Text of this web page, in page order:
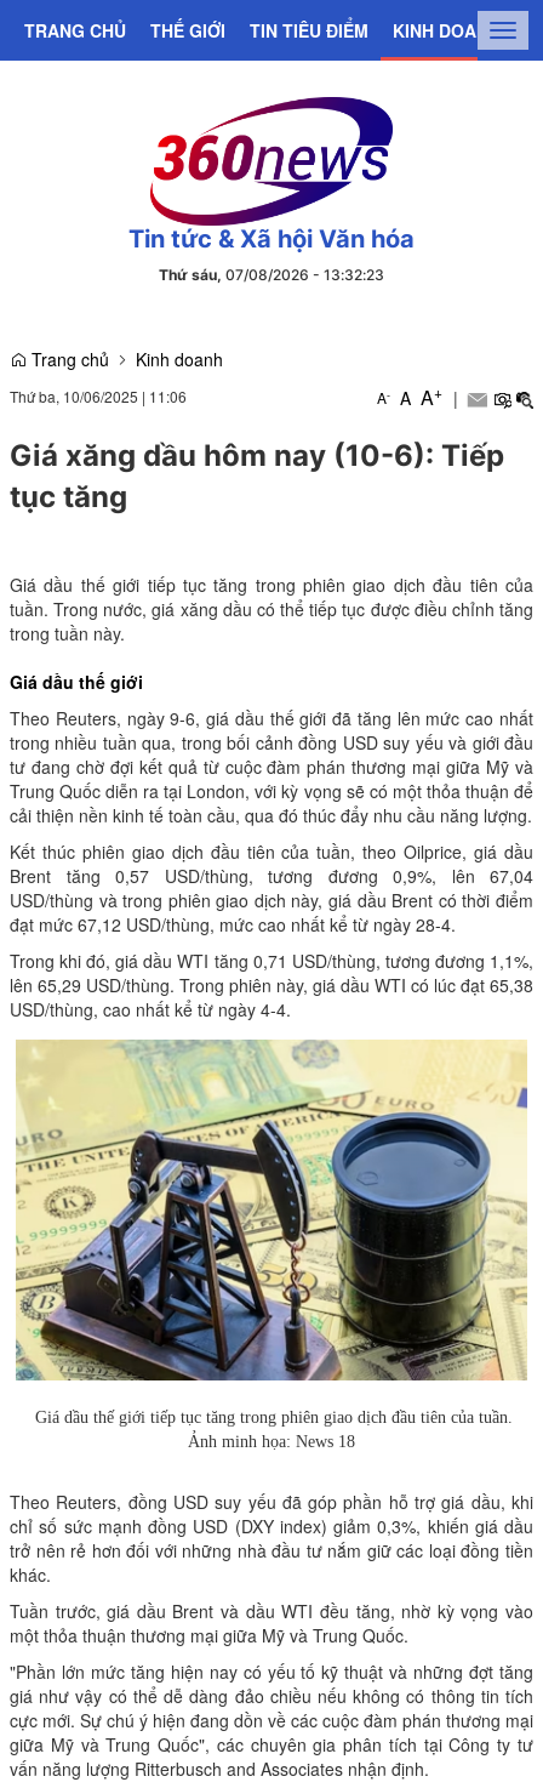
TRANG CHỦ THẾ GIỚI TIN TIÊU ĐIỂM KINH DOANH
Tin tức & Xã hội Văn hóa
Thứ sáu, 07/08/2026 - 13:32:23
Trang chủ Kinh doanh
Thứ ba, 10/06/2025 | 11:06 A- A A+ |
Giá xăng dầu hôm nay (10-6): Tiếp
tục tăng
Giá dầu thế giới tiếp tục tăng trong phiên giao dịch đầu tiên của
tuần. Trong nước, giá xăng dầu có thể tiếp tục được điều chỉnh tăng
trong tuần này.
Giá dầu thế giới
Theo Reuters, ngày 9-6, giá dầu thế giới đã tăng lên mức cao nhất
trong nhiều tuần qua, trong bối cảnh đồng USD suy yếu và giới đầu
tư đang chờ đợi kết quả từ cuộc đàm phán thương mại giữa Mỹ và
Trung Quốc diễn ra tại London, với kỳ vọng sẽ có một thỏa thuận để
cải thiện nền kinh tế toàn cầu, qua đó thúc đẩy nhu cầu năng lượng.
Kết thúc phiên giao dịch đầu tiên của tuần, theo Oilprice, giá dầu
Brent tăng 0,57 USD/thùng, tương đương 0,9%, lên 67,04
USD/thùng và trong phiên giao dịch này, giá dầu Brent có thời điểm
đạt mức 67,12 USD/thùng, mức cao nhất kể từ ngày 28-4.
Trong khi đó, giá dầu WTI tăng 0,71 USD/thùng, tương đương 1,1%,
lên 65,29 USD/thùng. Trong phiên này, giá dầu WTI có lúc đạt 65,38
USD/thùng, cao nhất kể từ ngày 4-4.
Giá dầu thế giới tiếp tục tăng trong phiên giao dịch đầu tiên của tuần.
Ảnh minh họa: News 18
Theo Reuters, đồng USD suy yếu đã góp phần hỗ trợ giá dầu, khi
chỉ số sức mạnh đồng USD (DXY index) giảm 0,3%, khiến giá dầu
trở nên rẻ hơn đối với những nhà đầu tư nắm giữ các loại đồng tiền
khác.
Tuần trước, giá dầu Brent và dầu WTI đều tăng, nhờ kỳ vọng vào
một thỏa thuận thương mại giữa Mỹ và Trung Quốc.
"Phần lớn mức tăng hiện nay có yếu tố kỹ thuật và những đợt tăng
giá như vậy có thể dễ dàng đảo chiều nếu không có thông tin tích
cực mới. Sự chú ý hiện đang dồn về các cuộc đàm phán thương mại
giữa Mỹ và Trung Quốc", các chuyên gia phân tích tại Công ty tư
vấn năng lượng Ritterbusch and Associates nhận định.